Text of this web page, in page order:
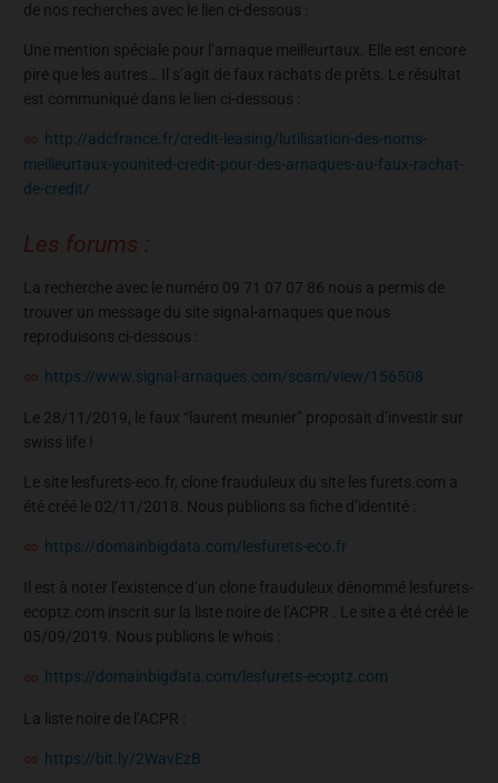
de nos recherches avec le lien ci-dessous :
Une mention spéciale pour l’arnaque meilleurtaux. Elle est encore
pire que les autres… Il s’agit de faux rachats de prêts. Le résultat
est communiqué dans le lien ci-dessous :
http://adcfrance.fr/credit-leasing/lutilisation-des-noms-
meilleurtaux-younited-credit-pour-des-arnaques-au-faux-rachat-
de-credit/
Les forums :
La recherche avec le numéro 09 71 07 07 86 nous a permis de
trouver un message du site signal-arnaques que nous
reproduisons ci-dessous :
https://www.signal-arnaques.com/scam/view/156508
Le 28/11/2019, le faux “laurent meunier” proposait d’investir sur
swiss life !
Le site lesfurets-eco.fr, clone frauduleux du site les furets.com a
été créé le 02/11/2018. Nous publions sa fiche d’identité :
https://domainbigdata.com/lesfurets-eco.fr
Il est à noter l’existence d’un clone frauduleux dénommé lesfurets-
ecoptz.com inscrit sur la liste noire de l’ACPR . Le site a été créé le
05/09/2019. Nous publions le whois :
https://domainbigdata.com/lesfurets-ecoptz.com
La liste noire de l’ACPR :
https://bit.ly/2WavEzB